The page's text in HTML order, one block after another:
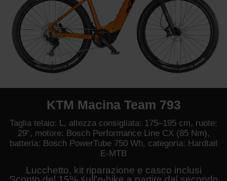
KTM Macina Team 793
Taglia telaio: L, altezza consigliata: 175–195 cm, ruote:
29”, motore: Bosch Performance Line CX (85 Nm),
batteria: Bosch PowerTube 750 Wh, categoria: Hardtail
E-MTB
Lucchetto, kit riparazione e casco inclusi